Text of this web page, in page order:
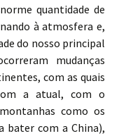
quantidade de
à atmosfera e,
do nosso principal
mudanças
com as quais
a atual, com o
como os
bater com a China),